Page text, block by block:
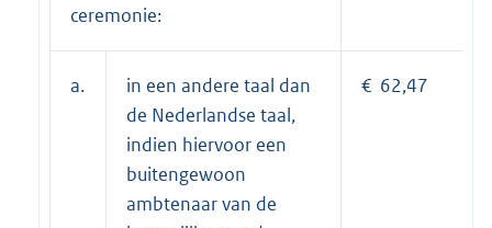
ceremonie:
a.
in een andere taal dan
de Nederlandse taal,
indien hiervoor een
buitengewoon
ambtenaar van de
€ 62,47